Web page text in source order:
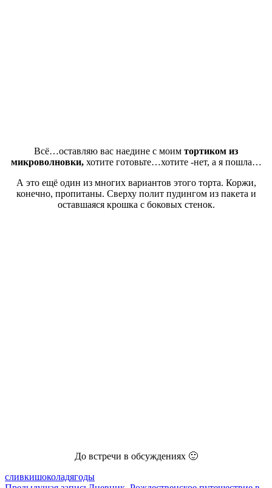
Всё…оставляю вас наедине с моим тортиком из
микроволновки, хотите готовьте…хотите -нет, а я пошла…
А это ещё один из многих вариантов этого торта. Коржи,
конечно, пропитаны. Сверху полит пудингом из пакета и
оставшаяся крошка с боковых стенок.
До встречи в обсуждениях 🙂
сливкишоколадягоды